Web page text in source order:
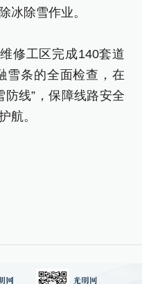
冰除雪作业。
修工区完成140套道
雪条的全面检查，在
防线”，保障线路安全
航。